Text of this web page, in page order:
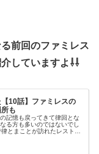
前回のファミレス
していますよ⇩⇩
10話】ファミレスの
も
記憶も戻ってきて律回とな
る方も多いのではないでし
とまことが訪れたレストラ